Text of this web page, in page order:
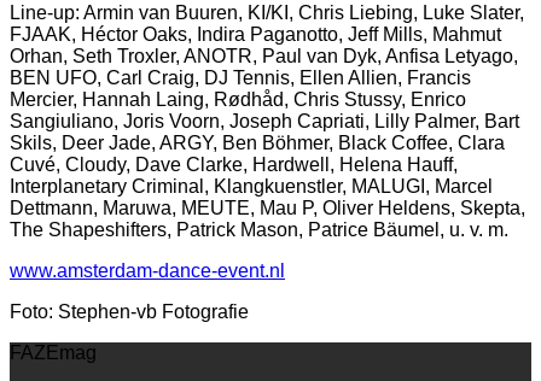
Line-up: Armin van Buuren, KI/KI, Chris Liebing, Luke Slater,
FJAAK, Héctor Oaks, Indira Paganotto, Jeff Mills, Mahmut
Orhan, Seth Troxler, ANOTR, Paul van Dyk, Anfisa Letyago,
BEN UFO, Carl Craig, DJ Tennis, Ellen Allien, Francis
Mercier, Hannah Laing, Rødhåd, Chris Stussy, Enrico
Sangiuliano, Joris Voorn, Joseph Capriati, Lilly Palmer, Bart
Skils, Deer Jade, ARGY, Ben Böhmer, Black Coffee, Clara
Cuvé, Cloudy, Dave Clarke, Hardwell, Helena Hauff,
Interplanetary Criminal, Klangkuenstler, MALUGI, Marcel
Dettmann, Maruwa, MEUTE, Mau P, Oliver Heldens, Skepta,
The Shapeshifters, Patrick Mason, Patrice Bäumel, u. v. m.
www.amsterdam-dance-event.nl
Foto: Stephen-vb Fotografie
FAZEmag